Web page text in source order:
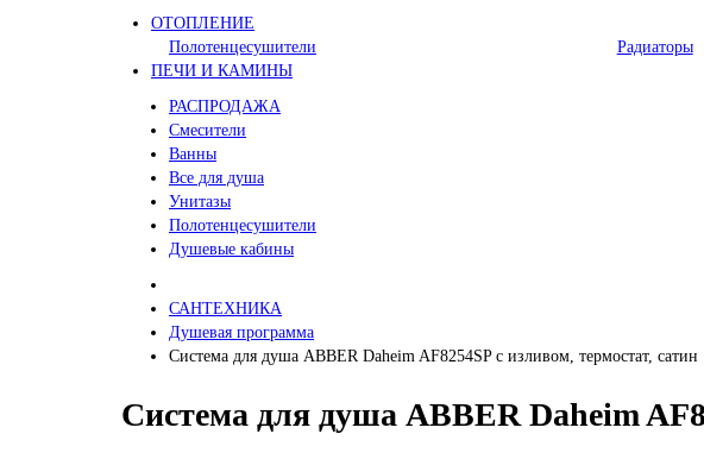
ОТОПЛЕНИЕ
Полотенцесушители
Радиаторы
ПЕЧИ И КАМИНЫ
РАСПРОДАЖА
Смесители
Ванны
Все для душа
Унитазы
Полотенцесушители
Душевые кабины
САНТЕХНИКА
Душевая программа
Система для душа ABBER Daheim AF8254SP с изливом, термостат, сатин
Система для душа ABBER Daheim